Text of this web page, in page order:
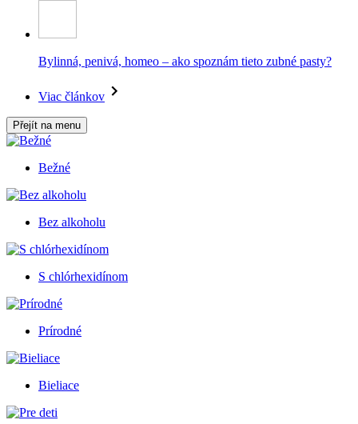
Bylinná, penivá, homeo – ako spoznám tieto zubné pasty?
Viac článkov
Přejít na menu
Bežné
Bez alkoholu
S chlórhexidínom
Prírodné
Bieliace